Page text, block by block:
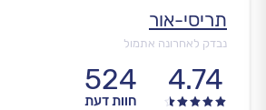
תריסי-אור
נבדק לאחרונה אתמול
4.74
524
חוות דעת